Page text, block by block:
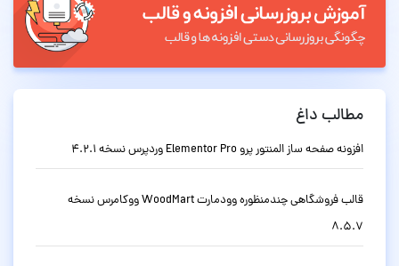
مطالب داغ
افزونه صفحه ساز المنتور پرو Elementor Pro وردپرس نسخه 4.2.1
قالب فروشگاهی چندمنظوره وودمارت WoodMart ووکامرس نسخه
8.5.7